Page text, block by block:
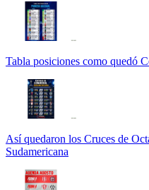
Tabla posiciones como quedó
Así quedaron los Cruces de
Sudamericana